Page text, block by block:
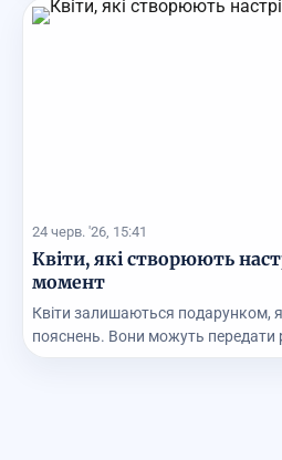
24 черв. '26, 15:41
Квіти, які створюють
момент
Квіти залишаються подарунком,
пояснень. Вони можуть передати